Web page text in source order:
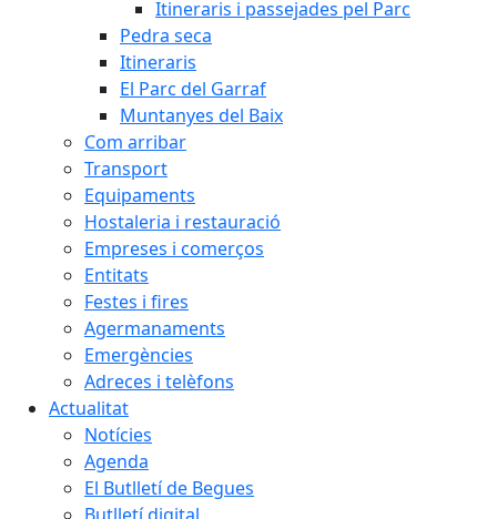
Itineraris i passejades pel Parc
Pedra seca
Itineraris
El Parc del Garraf
Muntanyes del Baix
Com arribar
Transport
Equipaments
Hostaleria i restauració
Empreses i comerços
Entitats
Festes i fires
Agermanaments
Emergències
Adreces i telèfons
Actualitat
Notícies
Agenda
El Butlletí de Begues